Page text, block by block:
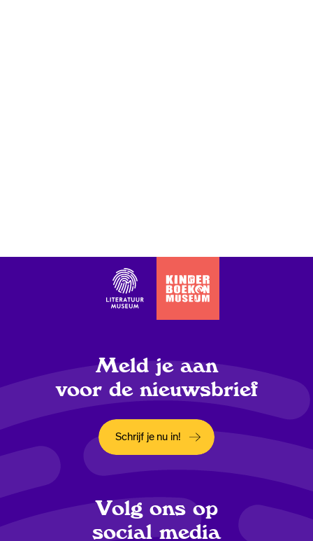
Meld je aan
voor de nieuwsbrief
Opent in een nieuw tabblad
Schrijf je nu in!
Volg ons op
social media